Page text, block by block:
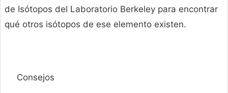
de Isótopos del Laboratorio Berkeley para encontrar
qué otros isótopos de ese elemento existen.
Consejos